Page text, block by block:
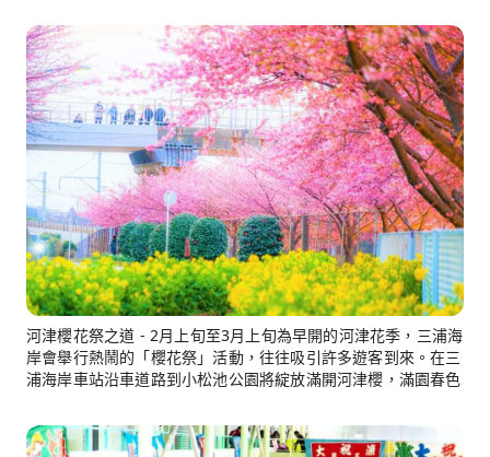
河津櫻花祭之道 - 2月上旬至3月上旬為早開的河津花季，三浦海
岸會舉行熱鬧的「櫻花祭」活動，往往吸引許多遊客到來。在三
浦海岸車站沿車道路到小松池公園將綻放滿開河津櫻，滿園春色